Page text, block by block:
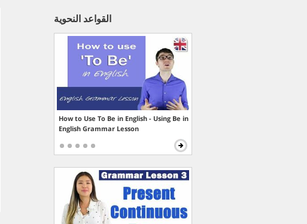
القواعد النحوية
How to Use To Be in English - Using Be in
English Grammar Lesson